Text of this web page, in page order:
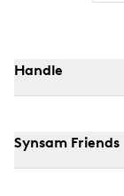
Handle
Synsam Friends